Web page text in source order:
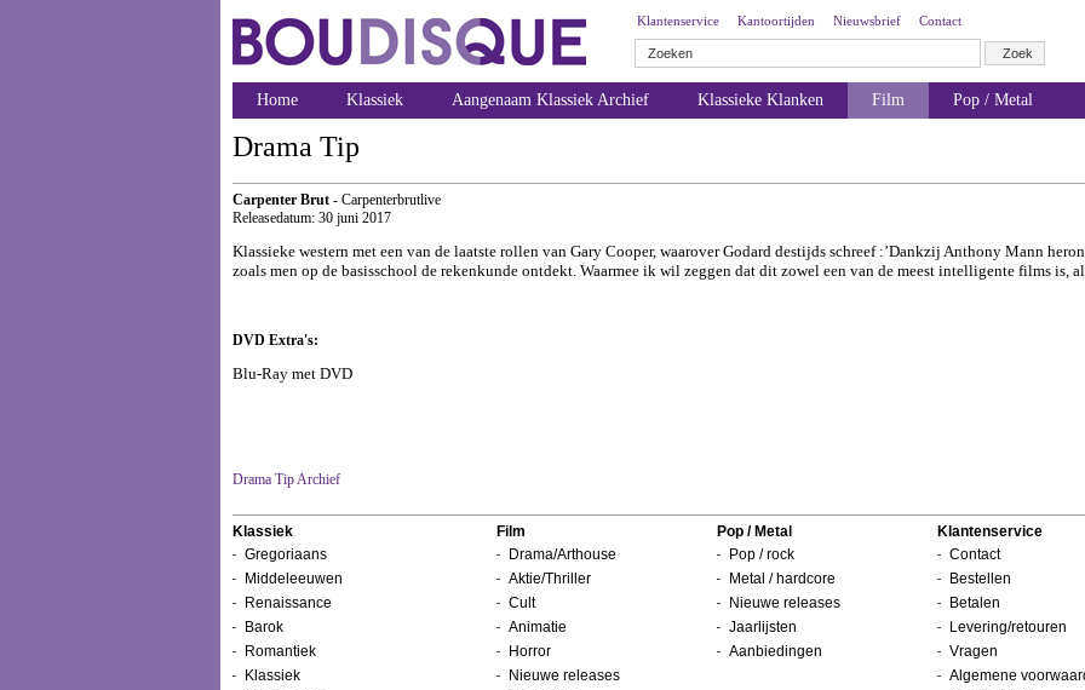
Klantenservice Kantoortijden Nieuwsbrief Contact
Home Klassiek Aangenaam Klassiek Archief Klassieke Klanken Film Pop / Metal
Drama Tip
Carpenter Brut - Carpenterbrutlive
Releasedatum: 30 juni 2017
Klassieke western met een van de laatste rollen van Gary Cooper, waarover Godard destijds schreef :’Dankzij Anthony Mann
zoals men op de basisschool de rekenkunde ontdekt. Waarmee ik wil zeggen dat dit zowel een van de meest intelligente films is,
DVD Extra's:
Blu-Ray met DVD
Drama Tip Archief
Klassiek
Gregoriaans
Middeleeuwen
Renaissance
Barok
Romantiek
Klassiek
Film
Drama/Arthouse
Aktie/Thriller
Cult
Animatie
Horror
Nieuwe releases
Pop / Metal
Pop / rock
Metal / hardcore
Nieuwe releases
Jaarlijsten
Aanbiedingen
Klantenservice
Contact
Bestellen
Betalen
Levering/retouren
Vragen
Algemene